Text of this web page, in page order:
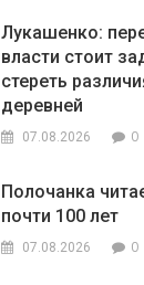
Лукашенко:
власти стоит
стереть
деревней
07.08.2026 0
Полочанка
почти 100 лет
07.08.2026 0